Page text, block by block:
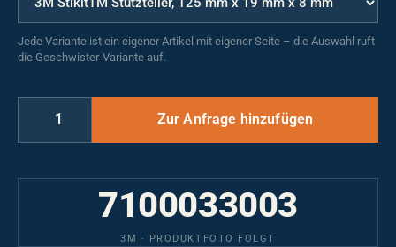
Jede Variante ist ein eigener Artikel mit eigener Seite – die Auswahl ruft
die Geschwister-Variante auf.
7100033003
3M · PRODUKTFOTO FOLGT